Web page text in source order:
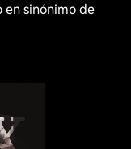
en sinónimo de